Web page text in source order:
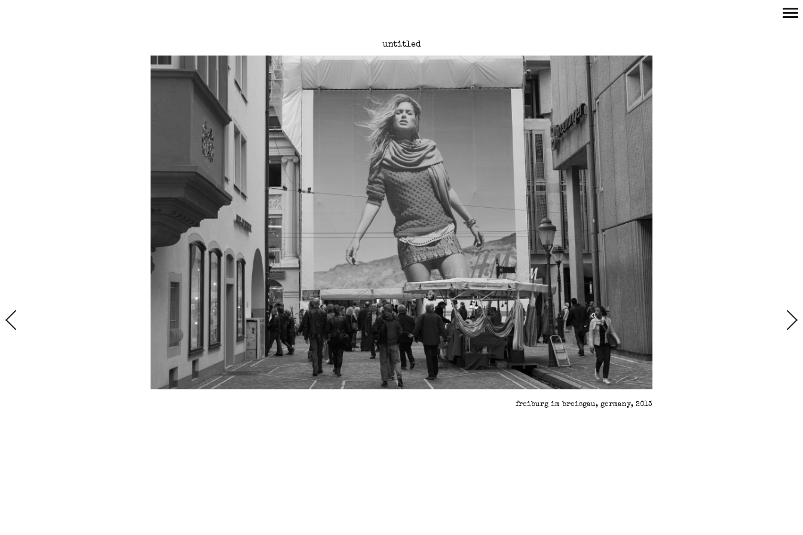
Navigation
untitled
freiburg im breisgau, germany, 2013